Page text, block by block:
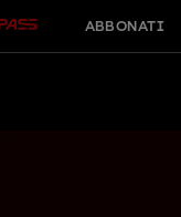
ABBONATI